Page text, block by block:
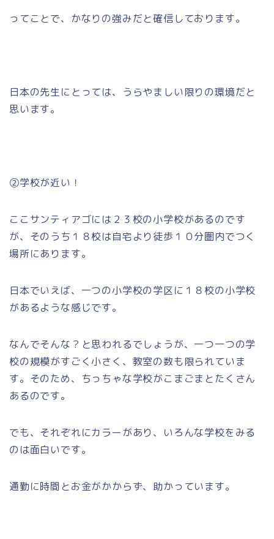
ってことで、かなりの強みだと確信しております。
日本の先生にとっては、うらやましい限りの環境だと
思います。
②学校が近い！
ここサンティアゴには２３校の小学校があるのです
が、そのうち１８校は自宅より徒歩１０分圏内でつく
場所にあります。
日本でいえば、一つの小学校の学区に１８校の小学校
があるような感じです。
なんでそんな？と思われるでしょうが、一つ一つの学
校の規模がすごく小さく、教室の数も限られていま
す。そのため、ちっちゃな学校がこまごまとたくさん
あるのです。
でも、それぞれにカラーがあり、いろんな学校をみる
のは面白いです。
通勤に時間とお金がかからず、助かっています。